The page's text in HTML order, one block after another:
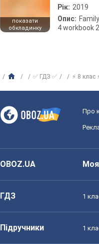
показати
обкладинку
Рік: 2019
Опис:
4 workbook
✅ ГДЗ ✅ ⚡ 8 клас
Про
OBOZ.UA
ГДЗ 1
Підручники 1